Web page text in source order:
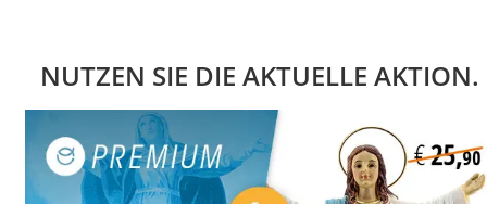
NUTZEN SIE DIE AKTUELLE AKTION.